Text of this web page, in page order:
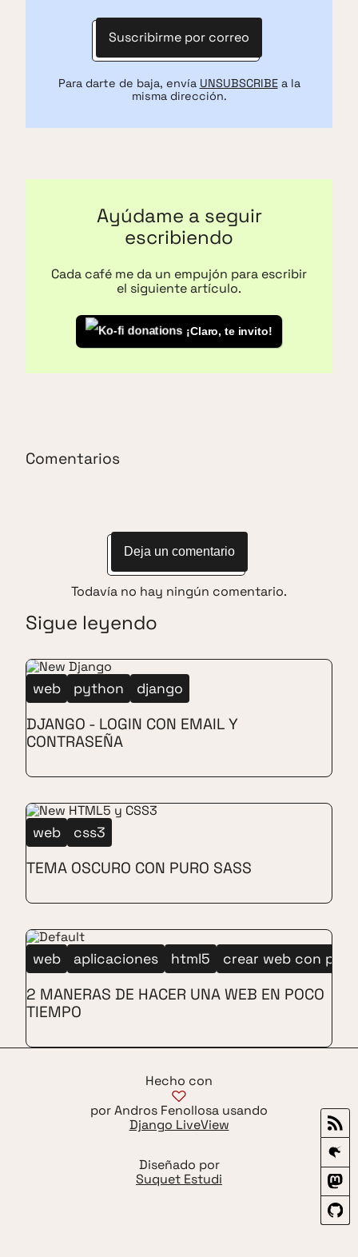
Suscribirme por correo
Para darte de baja, envía UNSUBSCRIBEa la
misma dirección.
Ayúdame a seguir
escribiendo
Cada café me da un empujón para escribir
el siguiente artículo.
¡Claro, te invito!
Comentarios
Deja un comentario
Todavía no hay ningún comentario.
Sigue leyendo
web python django
DJANGO - LOGIN CON EMAIL Y
CONTRASEÑA
web css3
TEMA OSCURO CON PURO SASS
web aplicaciones html5 crear web con
2 MANERAS DE HACER UNA WEB EN POCO
TIEMPO
Hecho con
por Andros Fenollosa usando
Django LiveView
Diseñado por
Suquet Estudi